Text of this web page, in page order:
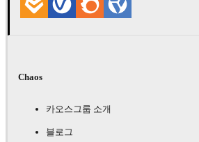
Chaos
카오스그룹 소개
블로그